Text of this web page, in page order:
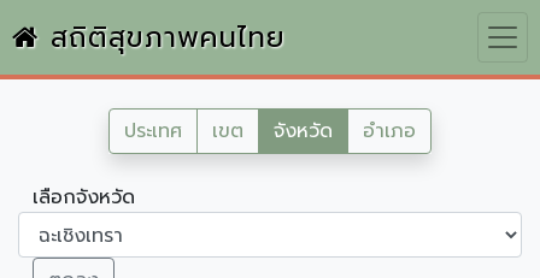
สถิติสุขภาพคนไทย
ประเทศ เขต จังหวัด อำเภอ
เลือกจังหวัด